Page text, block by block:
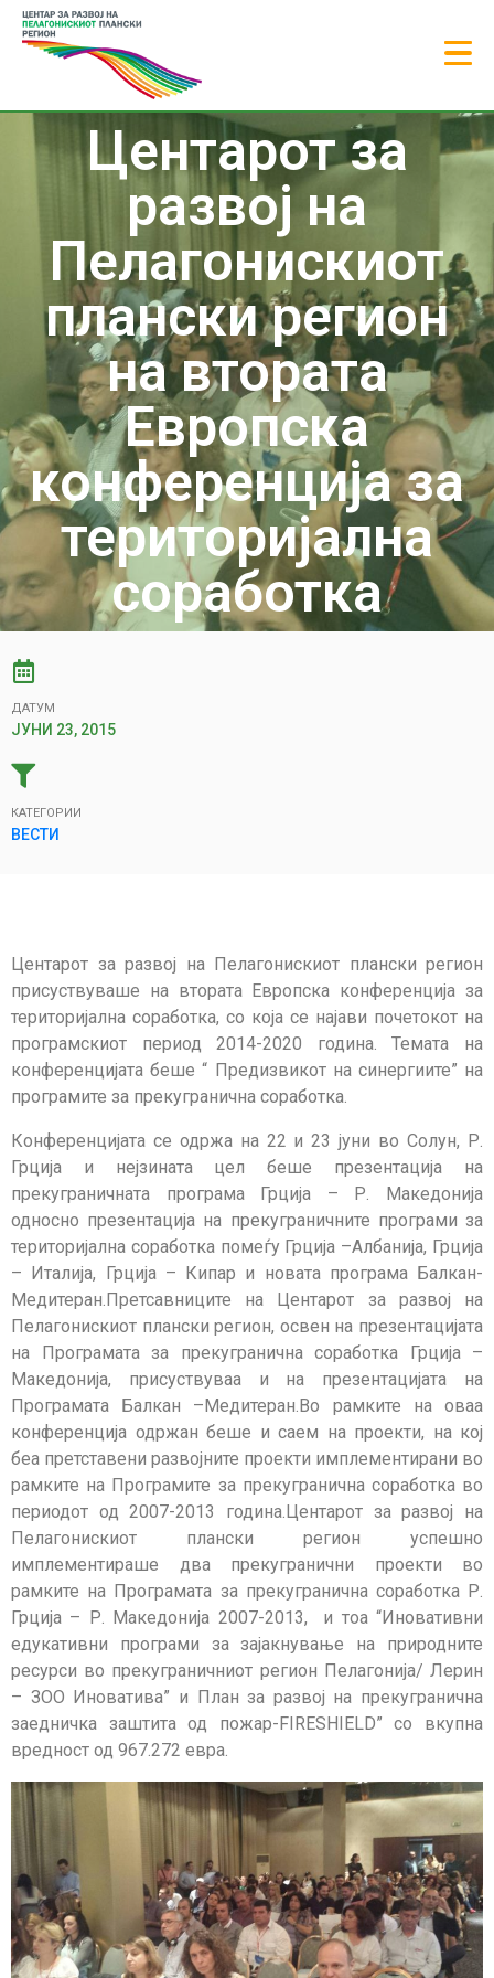
Центарот за
развој на
Пелагонискиот
плански регион
на втората
Европска
конференција за
територијална
соработка
ДАТУМ
ЈУНИ 23, 2015
КАТЕГОРИИ
ВЕСТИ
Центарот за развој на Пелагонискиот плански регион
присуствуваше на втората Европска конференција за
територијална соработка, со која се најави почетокот на
програмскиот период 2014-2020 година. Темата на
конференцијата беше “ Предизвикот на синергиите” на
програмите за прекугранична соработка.
Конференцијата се одржа на 22 и 23 јуни во Солун, Р.
Грција и нејзината цел беше презентација на
прекуграничната програма Грција – Р. Македонија
односно презентација на прекуграничните програми за
територијална соработка помеѓу Грција –Албанија, Грција
– Италија, Грција – Кипар и новата програма Балкан-
Медитеран.Претсавниците на Центарот за развој на
Пелагонискиот плански регион, освен на презентацијата
на Програмата за прекугранична соработка Грција –
Македонија, присуствуваа и на презентацијата на
Програмата Балкан –Медитеран.Во рамките на оваа
конференција одржан беше и саем на проекти, на кој
беа претставени развојните проекти имплементирани во
рамките на Програмите за прекугранична соработка во
периодот од 2007-2013 година.Центарот за развој на
Пелагонискиот плански регион успешно
имплементираше два прекугранични проекти во
рамките на Програмата за прекугранична соработка Р.
Грција – Р. Македонија 2007-2013, и тоа “Иновативни
едукативни програми за зајакнување на природните
ресурси во прекуграничниот регион Пелагонија/ Лерин
– ЗОО Иноватива” и План за развој на прекугранична
заедничка заштита од пожар-FIRESHIELD” со вкупна
вредност од 967.272 евра.